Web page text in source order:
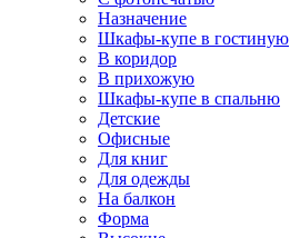
Назначение
Шкафы-купе в гостиную
В коридор
В прихожую
Шкафы-купе в спальню
Детские
Офисные
Для книг
Для одежды
На балкон
Форма